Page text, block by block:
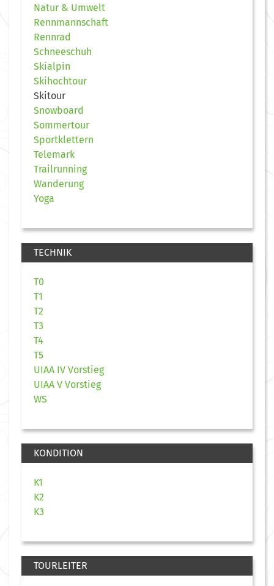
Natur & Umwelt
Rennmannschaft
Rennrad
Schneeschuh
Skialpin
Skihochtour
Skitour
Snowboard
Sommertour
Sportklettern
Telemark
Trailrunning
Wanderung
Yoga
TECHNIK
T0
T1
T2
T3
T4
T5
UIAA IV Vorstieg
UIAA V Vorstieg
WS
KONDITION
K1
K2
K3
TOURLEITER